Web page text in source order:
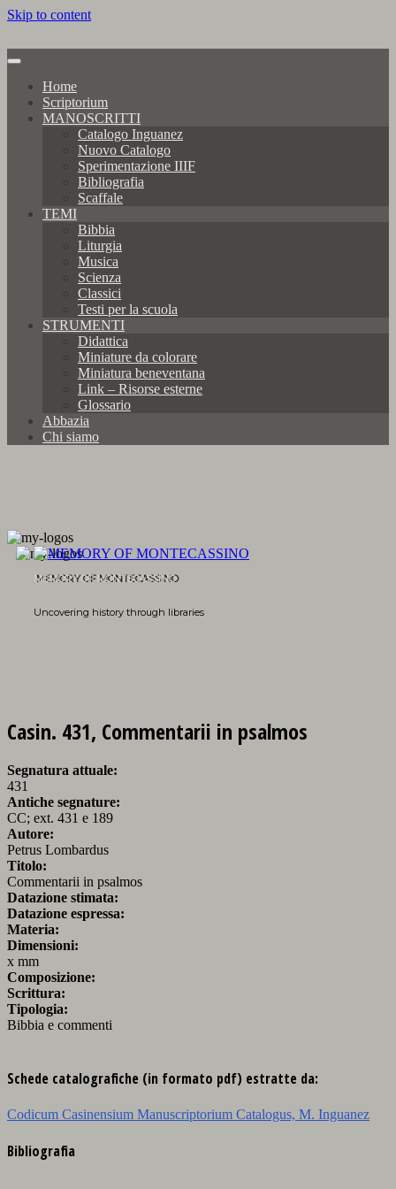
Skip to content
Home
Scriptorium
MANOSCRITTI
Catalogo Inguanez
Nuovo Catalogo
Sperimentazione IIIF
Bibliografia
Scaffale
TEMI
Bibbia
Liturgia
Musica
Scienza
Classici
Testi per la scuola
STRUMENTI
Didattica
Miniature da colorare
Miniatura beneventana
Link – Risorse esterne
Glossario
Abbazia
Chi siamo
MEMORY OF MONTECASSINO
Uncovering history through libraries
Casin. 431, Commentarii in psalmos
Segnatura attuale:
431
Antiche segnature:
CC; ext. 431 e 189
Autore:
Petrus Lombardus
Titolo:
Commentarii in psalmos
Datazione stimata:
Datazione espressa:
Materia:
Dimensioni:
x mm
Composizione:
Scrittura:
Tipologia:
Bibbia e commenti
Schede catalografiche (in formato pdf) estratte da:
Codicum Casinensium Manuscriptorium Catalogus, M. Inguanez
Bibliografia